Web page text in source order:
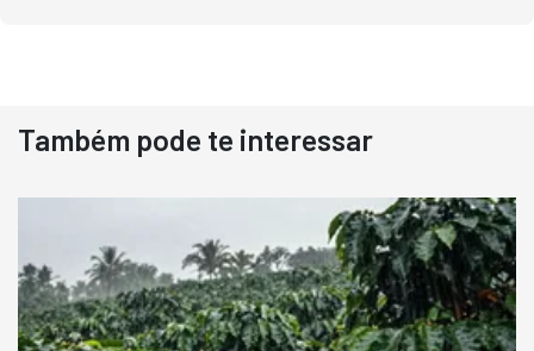
Também pode te interessar